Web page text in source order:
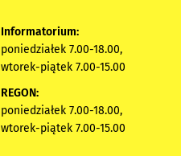
Informatorium:
poniedziałek 7.00-18.00,
wtorek-piątek 7.00-15.00
REGON:
poniedziałek 7.00-18.00,
wtorek-piątek 7.00-15.00